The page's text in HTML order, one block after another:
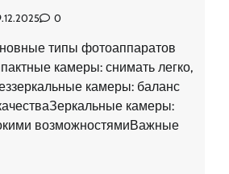
0
типы фотоаппаратов
камеры: снимать легко,
камеры: баланс
камеры:
возможностямиВажные